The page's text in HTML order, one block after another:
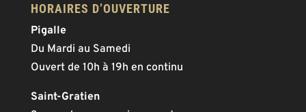
HORAIRES D’OUVERTURE
Pigalle
Du Mardi au Samedi
Ouvert de 10h à 19h en continu
Saint-Gratien